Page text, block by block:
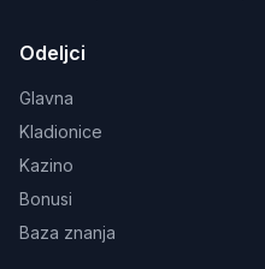
Odeljci
Glavna
Kladionice
Kazino
Bonusi
Baza znanja